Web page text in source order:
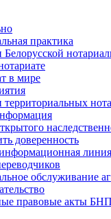
практика
Белорусской
в мире
территориальных
доверенность
линия
обслуживание
правовые акты БНП